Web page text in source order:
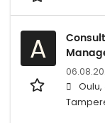
A
Oulu,